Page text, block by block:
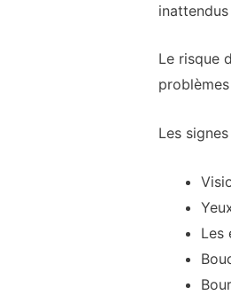
inattendus
Le risque
Les
Les